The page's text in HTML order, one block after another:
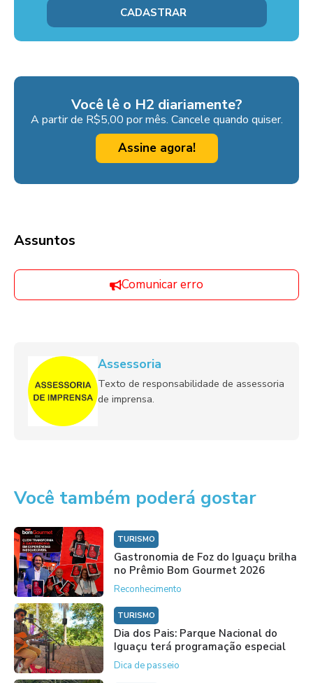
Você lê o H2 diariamente?
A partir de R$5,00 por mês. Cancele quando quiser.
Assine agora!
Assuntos
Comunicar erro
Assessoria
Texto de responsabilidade de assessoria
de imprensa.
Você também poderá gostar
TURISMO
Gastronomia de Foz do Iguaçu brilha
no Prêmio Bom Gourmet 2026
Reconhecimento
TURISMO
Dia dos Pais: Parque Nacional do
Iguaçu terá programação especial
Dica de passeio